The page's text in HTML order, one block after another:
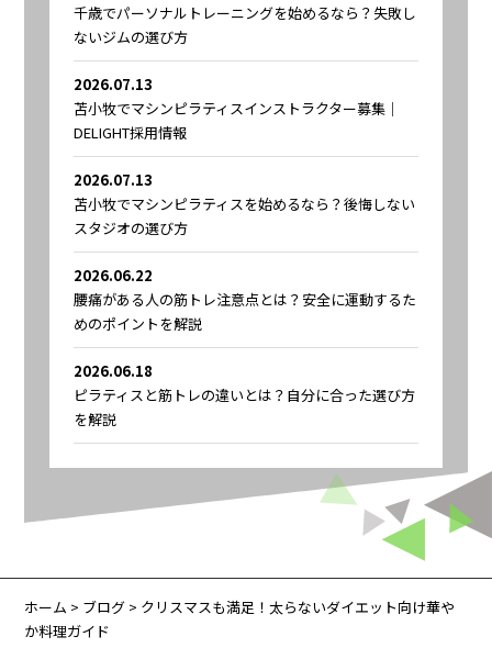
千歳でパーソナルトレーニングを始めるなら？失敗し
ないジムの選び方
2026.07.13
苫小牧でマシンピラティスインストラクター募集｜
DELIGHT採用情報
2026.07.13
苫小牧でマシンピラティスを始めるなら？後悔しない
スタジオの選び方
2026.06.22
腰痛がある人の筋トレ注意点とは？安全に運動するた
めのポイントを解説
2026.06.18
ピラティスと筋トレの違いとは？自分に合った選び方
を解説
ホーム > ブログ > クリスマスも満足！太らないダイエット向け華や
か料理ガイド